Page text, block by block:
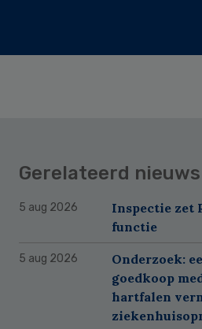
Gerelateerd nieuws
5 aug 2026
Inspectie zet
functie
5 aug 2026
Onderzoek:
goedkoop
hartfalen